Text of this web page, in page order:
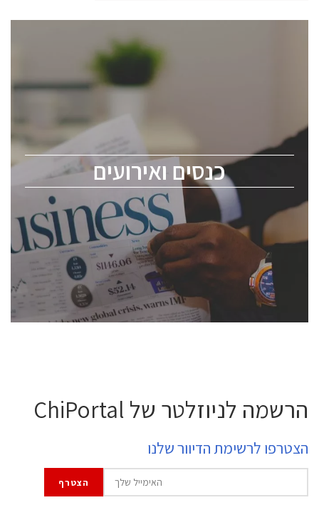
כנסים ואירועים
כנסים ואירועים
לכל העוסקים בתעשיית הסמיקונדקטור כולל מהנדסים,
ChipEx2026 will be held on May 12-13, 2026. The
conference is intended for everyone involved in the
semiconductor industry, including engineers,
professional experts, and senior executives.
לחץ לפרטים
הרשמה לניוזלטר של ChiPortal
הצטרפו לרשימת הדיוור שלנו